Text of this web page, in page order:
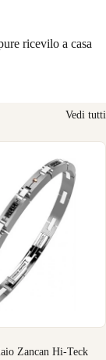
ricevilo a casa
Vedi tutti
Zancan Hi-Teck